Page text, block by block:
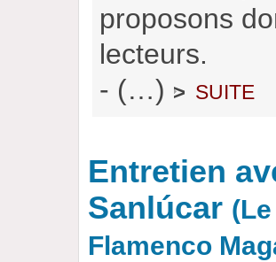
proposons
lecteurs.
- (…) > suite
Entretien
Sanlúcar
Flamenco